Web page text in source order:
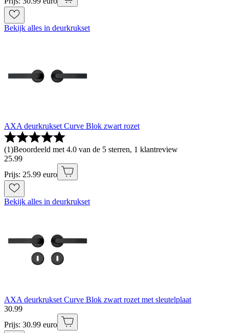
Bekijk alles in deurkrukset
AXA deurkrukset Curve Blok zwart rozet
(1)Beoordeeld met 4.0 van de 5 sterren, 1 klantreview
25.99
Prijs: 25.99 euro
Bekijk alles in deurkrukset
AXA deurkrukset Curve Blok zwart rozet met sleutelplaat
30.99
Prijs: 30.99 euro